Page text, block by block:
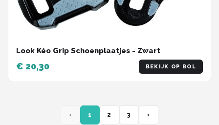
Look Kéo Grip Schoenplaatjes - Zwart
€ 20,30 BEKIJK OP BOL
‹ 1 2 3 ›